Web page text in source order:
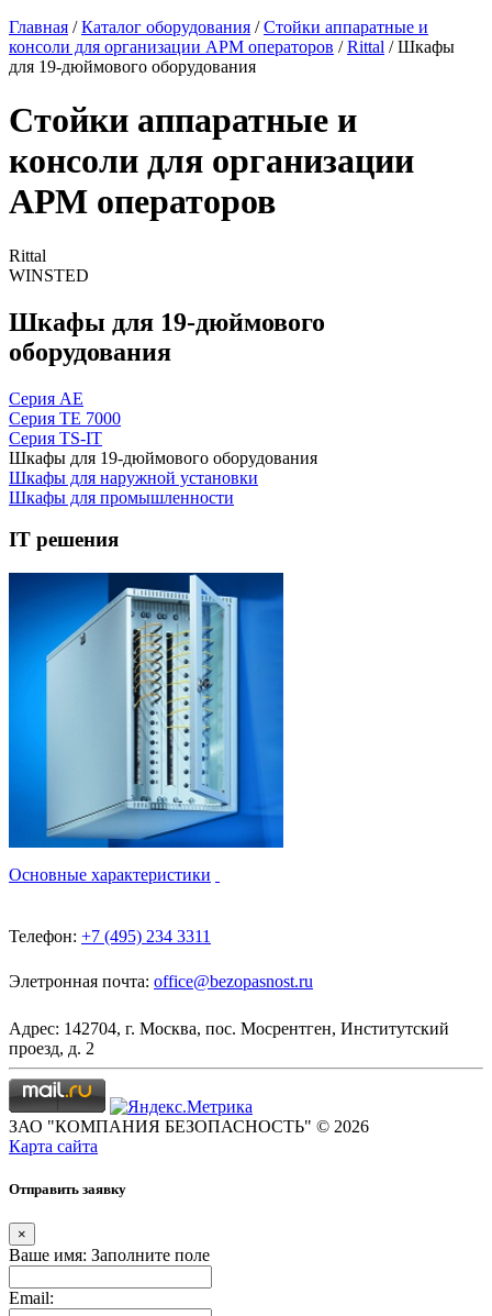
Главная /Каталог оборудования /Стойки аппаратные и
консоли для организации АРМ операторов /Rittal / Шкафы
для 19-дюймового оборудования
Стойки аппаратные и
консоли для организации
АРМ операторов
Rittal
WINSTED
Шкафы для 19-дюймового
оборудования
Серия AE
Серия TE 7000
Серия TS-IT
Шкафы для 19-дюймового оборудования
Шкафы для наружной установки
Шкафы для промышленности
IT решения
Основные характеристики
Телефон: +7 (495) 234 3311
Элетронная почта: office@bezopasnost.ru
Адрес: 142704, г. Москва, пос. Мосрентген, Институтский
проезд, д. 2
ЗАО "КОМПАНИЯ БЕЗОПАСНОСТЬ" © 2026
Карта сайта
Отправить заявку
×
Ваше имя: Заполните поле
Email: